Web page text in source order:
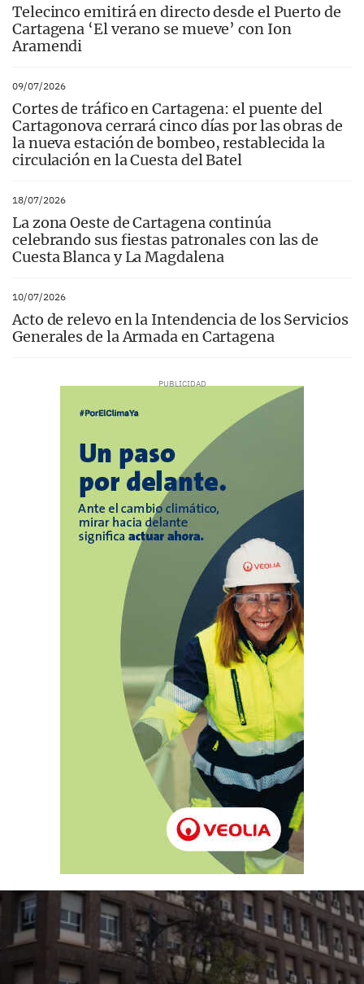
Telecinco emitirá en directo desde el Puerto de
Cartagena ‘El verano se mueve’ con Ion
Aramendi
09/07/2026
Cortes de tráfico en Cartagena: el puente del
Cartagonova cerrará cinco días por las obras de
la nueva estación de bombeo, restablecida la
circulación en la Cuesta del Batel
18/07/2026
La zona Oeste de Cartagena continúa
celebrando sus fiestas patronales con las de
Cuesta Blanca y La Magdalena
10/07/2026
Acto de relevo en la Intendencia de los Servicios
Generales de la Armada en Cartagena